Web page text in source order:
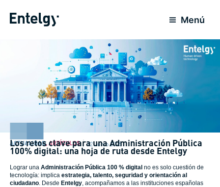
Menú
ACTUALIDAD, ARTÍCULOS 12 Junio 2025
Los retos clave para una Administración Pública
100% digital: una hoja de ruta desde Entelgy
Lograr una Administración Pública 100 % digital no es solo cuestión de
tecnología: implica estrategia, talento, seguridad y orientación al
ciudadano. Desde Entelgy, acompañamos a las instituciones españolas